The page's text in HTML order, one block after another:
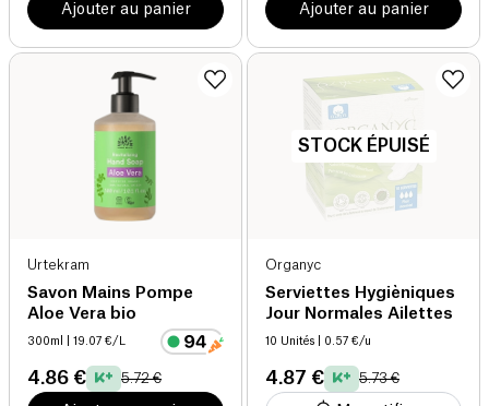
Ajouter au panier Ajouter au panier
Urtekram
Savon Mains Pompe
Aloe Vera bio
300ml | 19.07 €/L
4.86 € 5.72 €
STOCK ÉPUISÉ
Organyc
Serviettes Hygièniques
Jour Normales Ailettes
10 Unités | 0.57 €/u
4.87 € 5.73 €